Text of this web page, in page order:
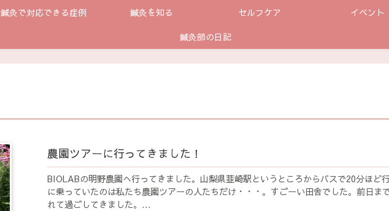
鍼灸で対応できる症例 鍼灸を知る セルフケア イベント
鍼灸師の日記
農園ツアーに行ってきました！
BIOLABの明野農園へ行ってきました。山梨県韮崎駅というところからバスで20分ほど
に乗っていたのは私たち農園ツアーの人たちだけ・・・。すごーい田舎でした。前日ま
れて過ごしてきました。...